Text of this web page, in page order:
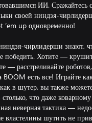
ИИ. Сражайтесь
своей ниндзя-
‘em up одновременно!
чирлидерши знают,
победить. Хотите —
— расстреливайте
есть все! Играйте
в шутер, вы также
что даже
неверная тактика —
властелины шутить не